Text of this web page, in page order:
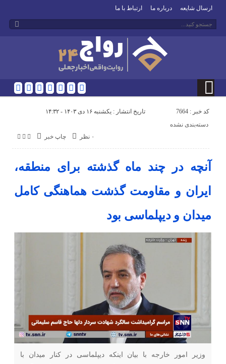
ارسال شایعه درباره ما ارتباط با ما
کد خبر : 7664 تاریخ انتشار : یکشنبه ۱۶ دی ۱۴۰۳ - ۱۴:۳۲
چاپ خبر ۰ نظر
دسته‌بندی نشده
آنچه در چند ماه گذشته برای منطقه،
ایران و مقاومت گذشت هماهنگی کامل
میدان و دیپلماسی بود
وزیر امور خارجه با بیان اینکه دیپلماسی در کنار میدان با